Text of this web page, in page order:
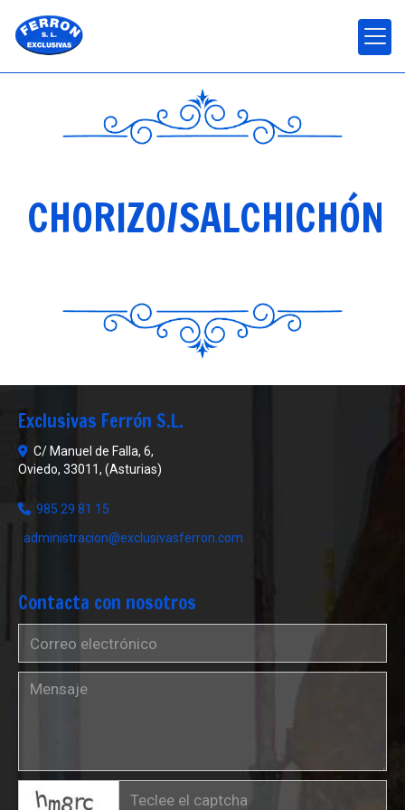
CHORIZO/SALCHICHÓN
Exclusivas Ferrón S.L.
C/ Manuel de Falla, 6,
Oviedo, 33011, (Asturias)
985 29 81 15
administracion
exclusivasferron.com
Contacta con nosotros